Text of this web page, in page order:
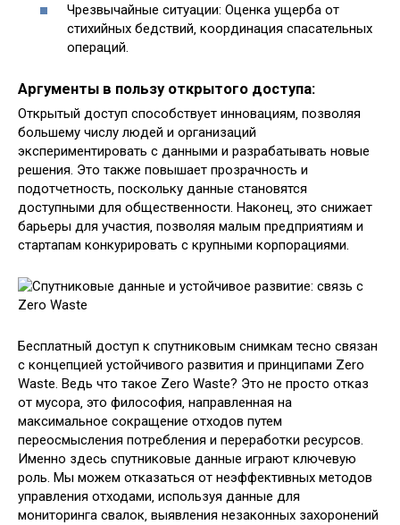
Чрезвычайные ситуации: Оценка ущерба от
стихийных бедствий‚ координация спасательных
операций.
Аргументы в пользу открытого доступа:
Открытый доступ способствует инновациям‚ позволяя
большему числу людей и организаций
экспериментировать с данными и разрабатывать новые
решения. Это также повышает прозрачность и
подотчетность‚ поскольку данные становятся
доступными для общественности. Наконец‚ это снижает
барьеры для участия‚ позволяя малым предприятиям и
стартапам конкурировать с крупными корпорациями.
Бесплатный доступ к спутниковым снимкам тесно связан
с концепцией устойчивого развития и принципами Zero
Waste. Ведь что такое Zero Waste? Это не просто отказ
от мусора‚ это философия‚ направленная на
максимальное сокращение отходов путем
переосмысления потребления и переработки ресурсов.
Именно здесь спутниковые данные играют ключевую
роль. Мы можем отказаться от неэффективных методов
управления отходами‚ используя данные для
мониторинга свалок‚ выявления незаконных захоронений